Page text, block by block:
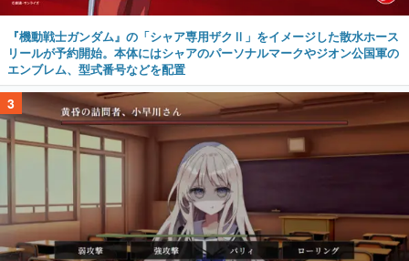
『機動戦士ガンダム』の「シャア専用ザクⅡ」をイメージした散水ホース
リールが予約開始。本体にはシャアのパーソナルマークやジオン公国軍の
エンブレム、型式番号などを配置
3